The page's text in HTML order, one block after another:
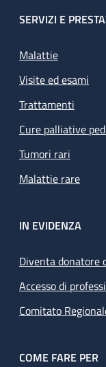
SERVIZI E
Malattie
Visite ed esami
Trattamenti
Cure palliative
Tumori rari
Malattie rare
IN EVIDENZA
Diventa donatore
Accesso di
Comitato
COME FARE PER